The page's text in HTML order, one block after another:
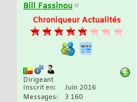
Bill Fassinou
Chroniqueur Actualités
Dirigeant
Inscrit en
Juin 2016
Messages
3 160